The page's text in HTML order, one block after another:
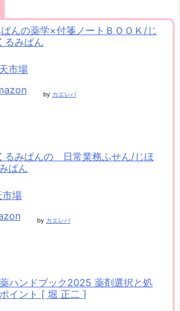
ぱんの薬学×付箋ノートＢＯＯＫ/じ
るみぱん
市場
by カエレバ
るみぱんの 日常業務ふせん/じほ
ぱん
市場
by カエレバ
ハンドブック2025 薬剤選択と処
イント [ 堀 正二 ]